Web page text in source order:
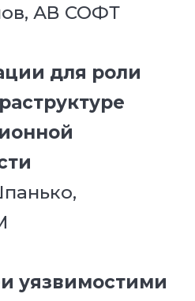
АВ СОФТ
для роли
уязвимостими